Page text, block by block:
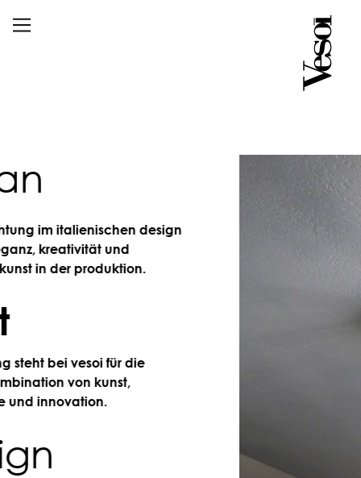
italienischen design
kreativität und
der produktion.
bei vesoi für die
von kunst,